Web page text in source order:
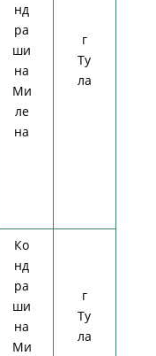
нд
ра
ши
на
Ми
ле
на
г
Ту
ла
Ко
нд
ра
ши
на
Ми
г
Ту
ла